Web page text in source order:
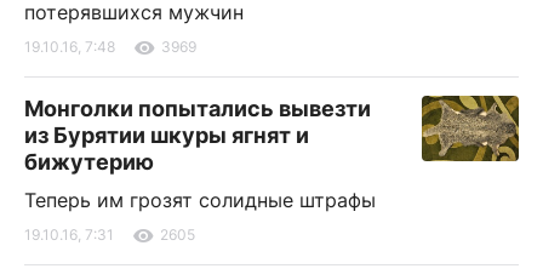
потерявшихся мужчин
19.10.16, 7:48 3969
Монголки попытались вывезти
из Бурятии шкуры ягнят и
бижутерию
Теперь им грозят солидные штрафы
19.10.16, 7:31 2605